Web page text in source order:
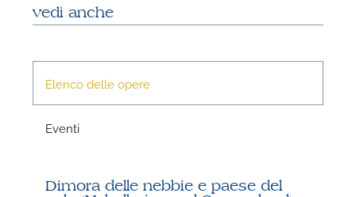
vedi anche
Elenco delle opere
Eventi
Dimora delle nebbie e paese del